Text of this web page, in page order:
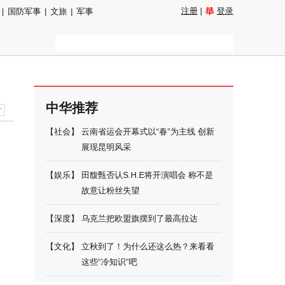
| 国防军事 | 文旅 | 军事
注册 | 登录
中华推荐
【社会】
云南省运会开幕式以“春”为主线 创新
展现昆明风采
【娱乐】
田馥甄否认S.H.E将开演唱会 称不是
故意让粉丝失望
【深度】 乌克兰把欧盟旗摆到了最高拉达
【文化】
立秋到了！为什么还这么热？来看看
这些“冷知识”吧